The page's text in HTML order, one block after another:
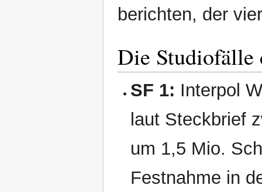
berichten, der
Die Studiofälle
SF 1: Interpol
laut Steckbrief
um 1,5 Mio.
Festnahme in